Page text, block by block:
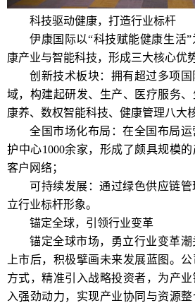
科技驱动健康，打造行业标杆
伊康国际以“科技赋能健康生活
康产业与智能科技，形成三大核心优势
创新技术板块：拥有超过多项
域，构建起研发、生产、医疗服务
康养、数权智能科技、健康管理八大
全国市场化布局：在全国布局
护中心1000余家，形成了颇具规模
客户网络；
可持续发展：通过绿色供应链
立行业标杆形象。
锚定全球，引领行业变革
锚定全球市场，勇立行业变革
上市后，积极擘画未来发展蓝图。
方式，精准引入战略投资者，为产
入强劲动力，实现产业协同与资源整